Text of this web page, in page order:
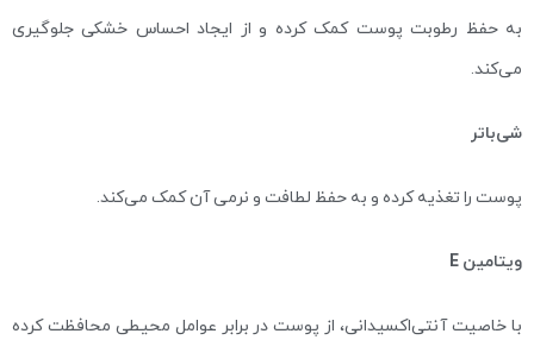
به حفظ رطوبت پوست کمک کرده و از ایجاد احساس خشکی جلوگیری
می‌کند.
شی‌باتر
پوست را تغذیه کرده و به حفظ لطافت و نرمی آن کمک می‌کند.
ویتامین E
با خاصیت آنتی‌اکسیدانی، از پوست در برابر عوامل محیطی محافظت کرده